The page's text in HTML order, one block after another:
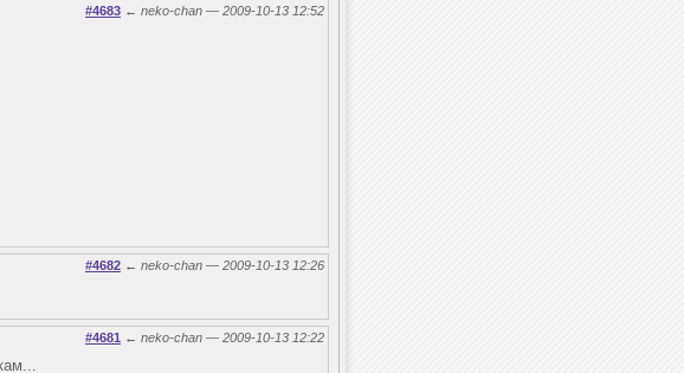
#4683 ← neko-chan — 2009-10-13 12:52
#4682 ← neko-chan — 2009-10-13 12:26
#4681 ← neko-chan — 2009-10-13 12:22